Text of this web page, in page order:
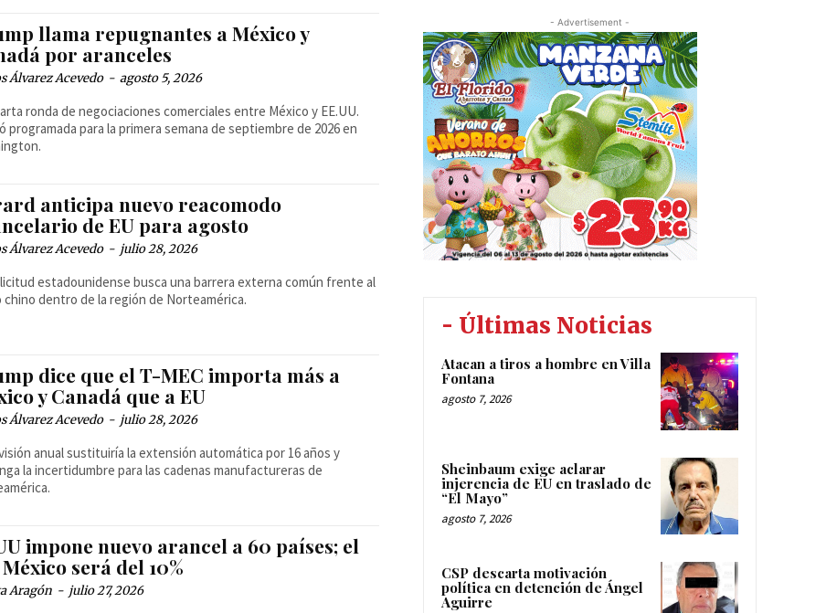
llama repugnantes a México y
por aranceles
Álvarez Acevedo - agosto 5, 2026
ronda de negociaciones comerciales entre México y EE.UU.
programada para la primera semana de septiembre de 2026 en
anticipa nuevo reacomodo
de EU para agosto
Álvarez Acevedo - julio 28, 2026
estadounidense busca una barrera externa común frente al
chino dentro de la región de Norteamérica.
dice que el T-MEC importa más a
y Canadá que a EU
Álvarez Acevedo - julio 28, 2026
anual sustituiría la extensión automática por 16 años y
la incertidumbre para las cadenas manufactureras de
impone nuevo arancel a 60 países; el
será del 10%
Aragón - julio 27, 2026
- Advertisement -
- Últimas Noticias
Atacan a tiros a hombre en Villa
Fontana
agosto 7, 2026
Sheinbaum exige aclarar
injerencia de EU en traslado de
“El Mayo”
agosto 7, 2026
CSP descarta motivación
política en detención de Ángel
Aguirre